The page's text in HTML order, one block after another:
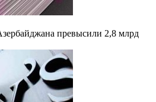
превысили 2,8 млрд